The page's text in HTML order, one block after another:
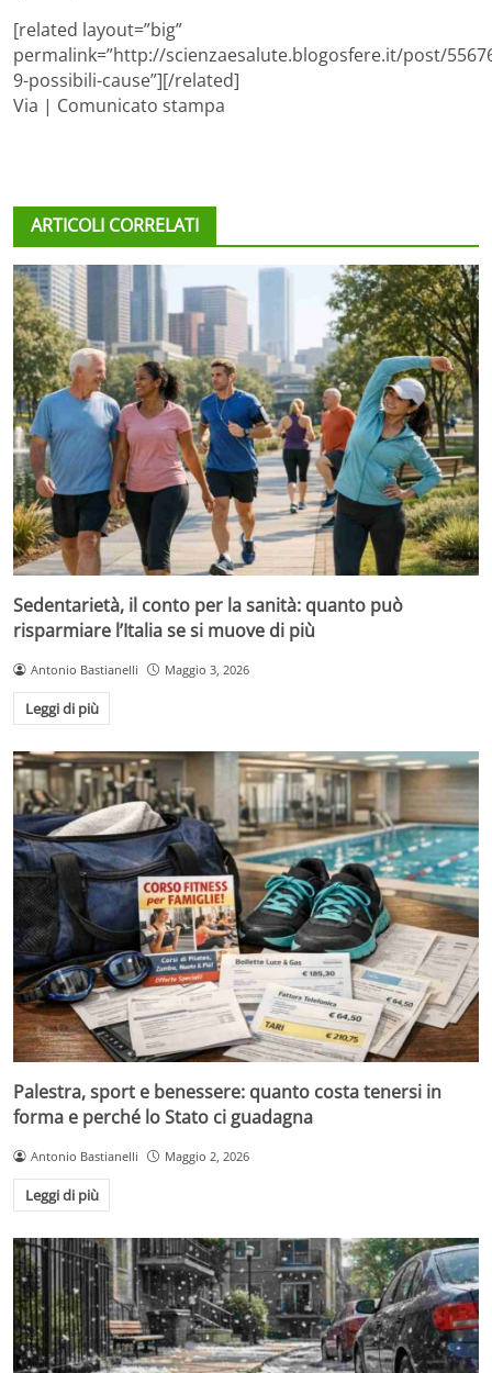
[related layout=”big”
permalink=”http://scienzaesalute.blogosfere.it/post/
9-possibili-cause”][/related]
Via | Comunicato stampa
ARTICOLI CORRELATI
Sedentarietà, il conto per la sanità: quanto può
risparmiare l’Italia se si muove di più
Antonio Bastianelli Maggio 3, 2026
Leggi di più
Palestra, sport e benessere: quanto costa tenersi in
forma e perché lo Stato ci guadagna
Antonio Bastianelli Maggio 2, 2026
Leggi di più